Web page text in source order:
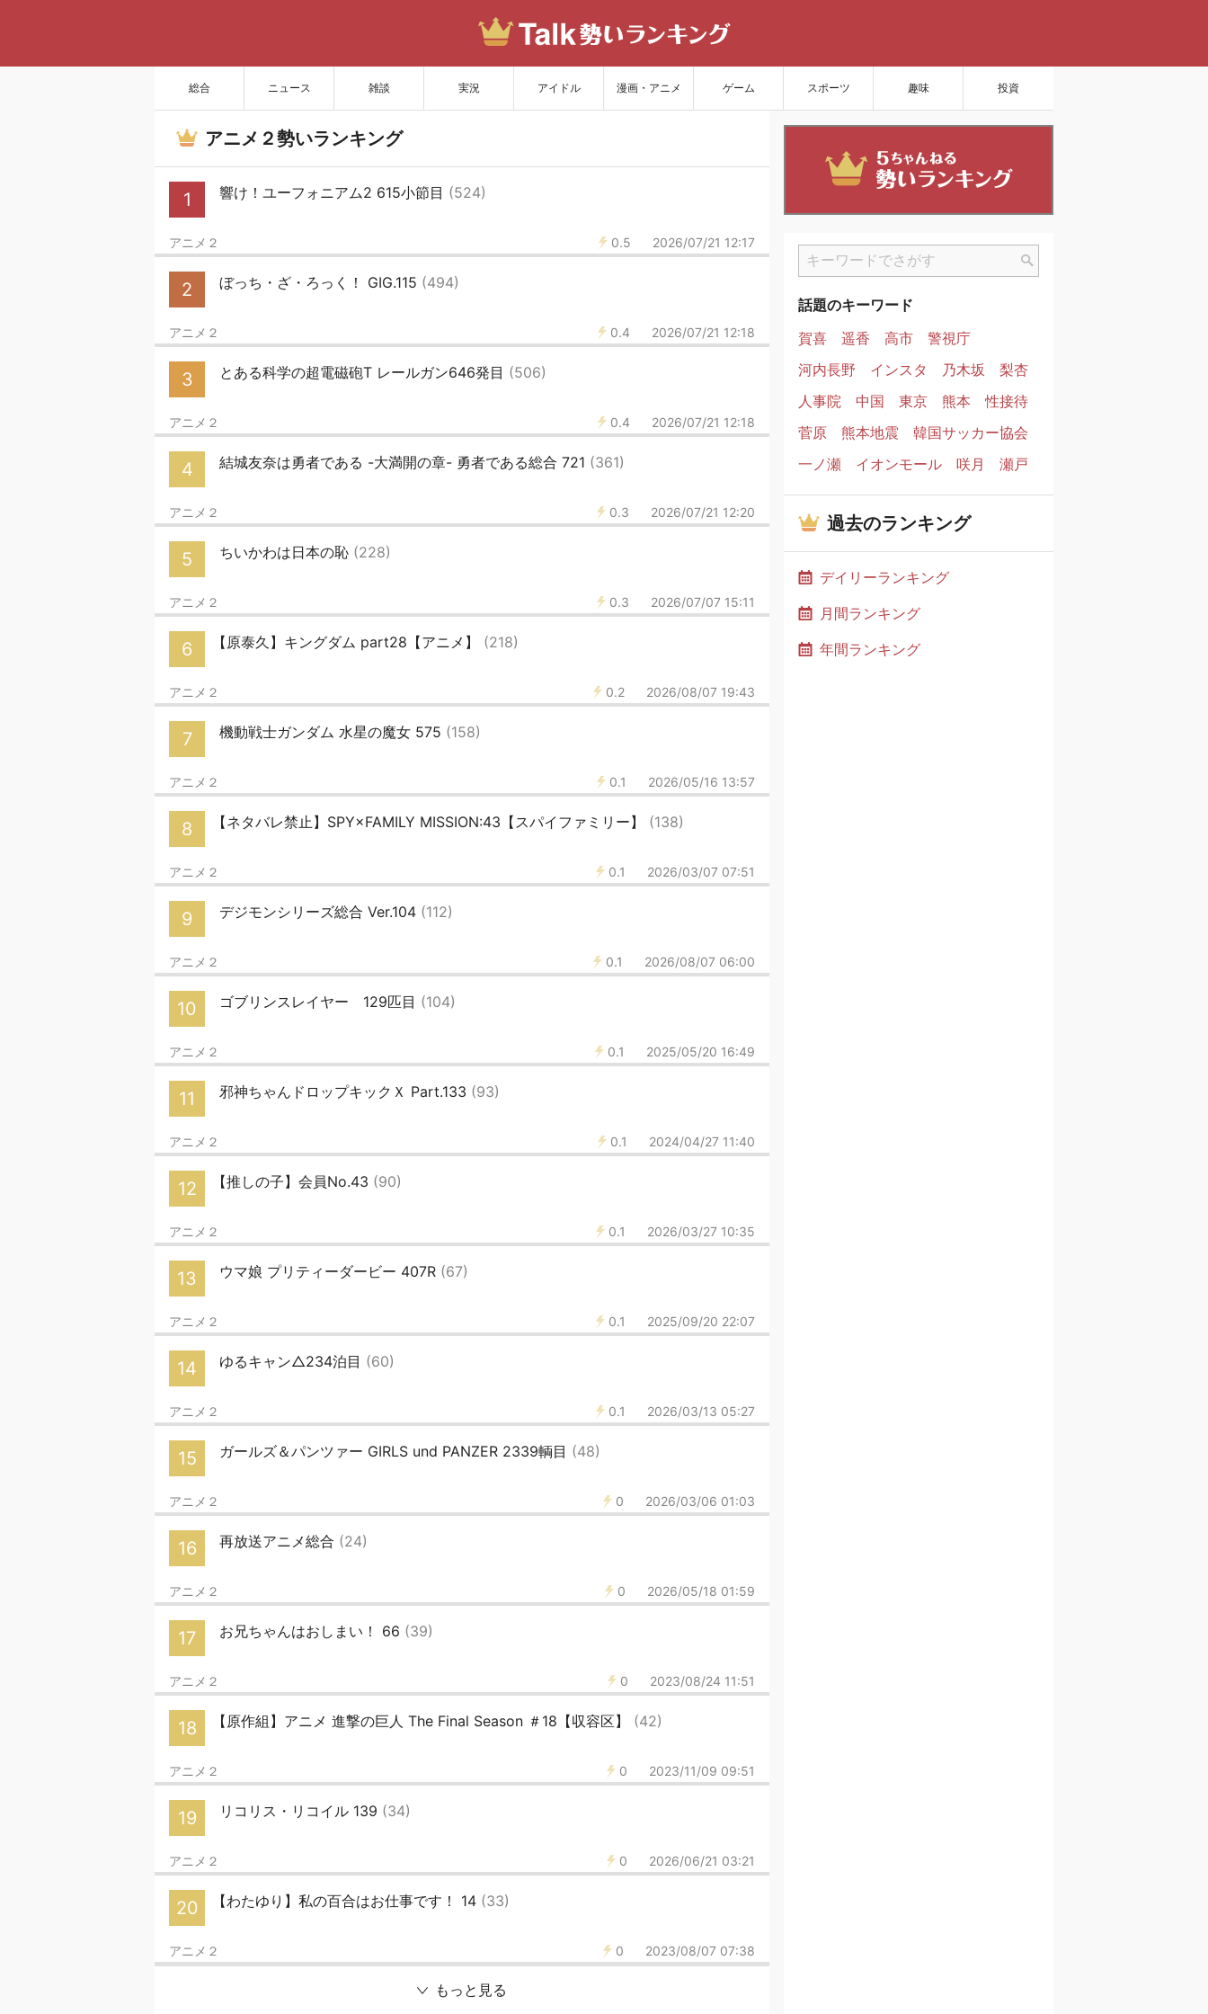
総合 ニュース 雑談 実況 アイドル 漫画・アニメ ゲーム スポーツ 趣味 投資
サイトを更新
アニメ２勢いランキング
1 響け！ユーフォニアム2 615小節目 (524)
0.5 2026/07/21 12:17
アニメ２
2 ぼっち・ざ・ろっく！ GIG.115 (494)
0.4 2026/07/21 12:18
アニメ２
3 とある科学の超電磁砲T レールガン646発目 (506)
0.4 2026/07/21 12:18
アニメ２
4 結城友奈は勇者である -大満開の章- 勇者である総合 721 (361)
0.3 2026/07/21 12:20
アニメ２
5 ちいかわは日本の恥 (228)
0.3 2026/07/07 15:11
アニメ２
6 【原泰久】キングダム part28【アニメ】 (218)
0.2 2026/08/07 19:43
アニメ２
7 機動戦士ガンダム 水星の魔女 575 (158)
0.1 2026/05/16 13:57
アニメ２
8 【ネタバレ禁止】SPY×FAMILY MISSION:43【スパイファミリー】 (138)
0.1 2026/03/07 07:51
アニメ２
9 デジモンシリーズ総合 Ver.104 (112)
0.1 2026/08/07 06:00
アニメ２
10 ゴブリンスレイヤー 129匹目 (104)
0.1 2025/05/20 16:49
アニメ２
11 邪神ちゃんドロップキックＸ Part.133 (93)
0.1 2024/04/27 11:40
アニメ２
12 【推しの子】会員No.43 (90)
0.1 2026/03/27 10:35
アニメ２
13 ウマ娘 プリティーダービー 407R (67)
0.1 2025/09/20 22:07
アニメ２
14 ゆるキャン△234泊目 (60)
0.1 2026/03/13 05:27
アニメ２
15 ガールズ＆パンツァー GIRLS und PANZER 2339輌目 (48)
0 2026/03/06 01:03
アニメ２
16 再放送アニメ総合 (24)
0 2026/05/18 01:59
アニメ２
17 お兄ちゃんはおしまい！ 66 (39)
0 2023/08/24 11:51
アニメ２
18 【原作組】アニメ 進撃の巨人 The Final Season ＃18【収容区】 (42)
0 2023/11/09 09:51
アニメ２
19 リコリス・リコイル 139 (34)
0 2026/06/21 03:21
アニメ２
20 【わたゆり】私の百合はお仕事です！ 14 (33)
0 2023/08/07 07:38
アニメ２
もっと見る
話題のキーワード
賀喜
遥香 高市
警視庁
河内長野
インスタ 乃木坂
梨杏
人事院
中国 東京 熊本
性接待
菅原
熊本地震
韓国サッカー協会
一ノ瀬
イオンモール 咲月 瀬戸
過去のランキング
デイリーランキング
月間ランキング
年間ランキング